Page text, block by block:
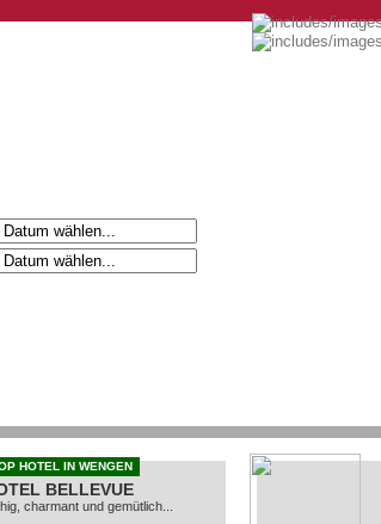
HOTEL IN WENGEN
BELLEVUE
charmant und gemütlich...